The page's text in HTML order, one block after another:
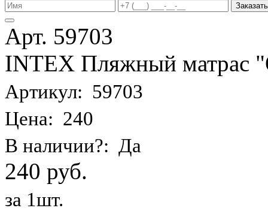
Заказать
Арт. 59703
INTEX Пляжный
Артикул: 59703
Цена: 240
В наличии?: Да
240 руб.
за 1шт.